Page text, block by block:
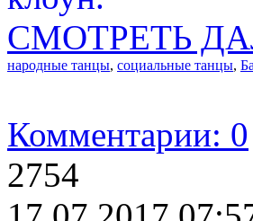
СМОТРЕТЬ
народные танцы, социальные танцы,
Комментарии: 0
2754